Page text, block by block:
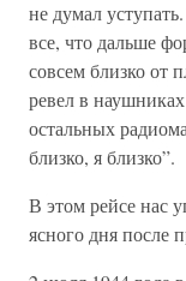
не думал
все, что дальше
совсем близко от
ревел в
остальных
близко, я близко”.
В этом рейсе нас
ясного дня после